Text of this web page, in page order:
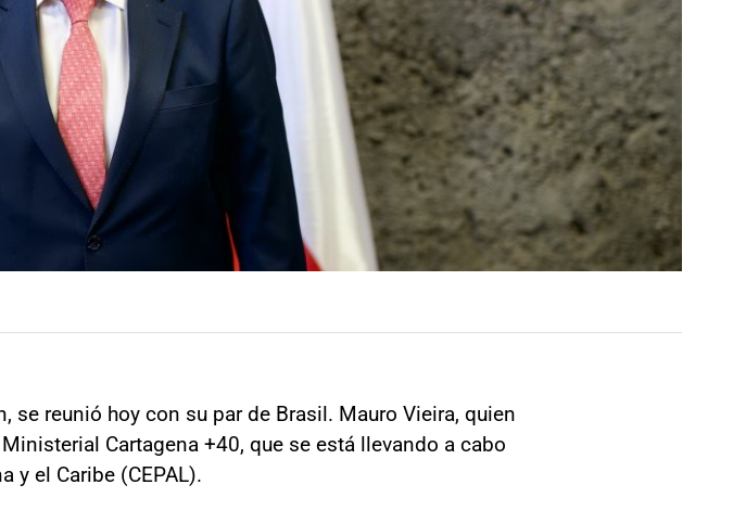
se reunió hoy con su par de Brasil. Mauro Vieira, quien
Cartagena +40, que se está llevando a cabo
y el Caribe (CEPAL).